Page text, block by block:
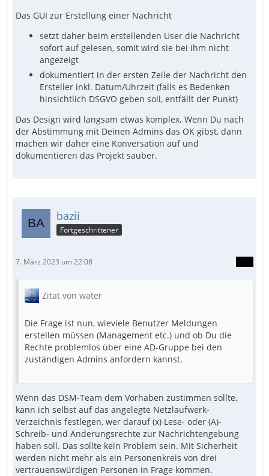
Das GUI zur Erstellung einer Nachricht
setzt daher beim erstellenden User die Nachricht
sofort auf gelesen, somit wird sie bei ihm nicht
angezeigt
dokumentiert in der ersten Zeile der Nachricht den
Ersteller inkl. Datum/Uhrzeit (falls es Bedenken
hinsichtlich DSGVO geben soll, entfällt der Punkt)
Das Design wird langsam etwas komplex. Wenn Du nach
der Abstimmung mit Deinen Admins das OK gibst, dann
machen wir daher eine Konversation auf und
dokumentieren das Projekt sauber.
bazii
Fortgeschrittener
7. März 2023 um 22:08
Zitat von water
Die Frage ist nun, wieviele Benutzer Meldungen
erstellen müssen (Management etc.) und ob Du die
Rechte problemlos über eine AD-Gruppe bei den
zuständigen Admins anfordern kannst.
Wenn das DSM-Team dem Vorhaben zustimmen sollte,
kann ich selbst auf das angelegte Netzlaufwerk-
Verzeichnis festlegen, wer darauf (x) Lese- oder (A)-
Schreib- und Änderungsrechte zur Nachrichtengebung
haben soll. Das sollte kein Problem sein. Mit Sicherheit
werden nicht mehr als ein Personenkreis von drei
vertrauenswürdigen Personen in Frage kommen.